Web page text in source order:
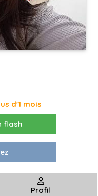
d'1 mois
flash
Profil